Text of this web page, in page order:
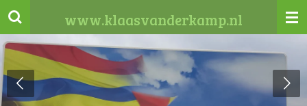
Ga
naar
hoofdinhoud
www.klaasvanderkamp.nl